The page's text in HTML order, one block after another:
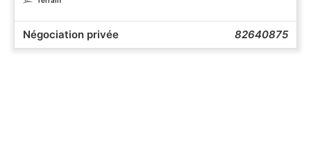
Négociation privée 82640875